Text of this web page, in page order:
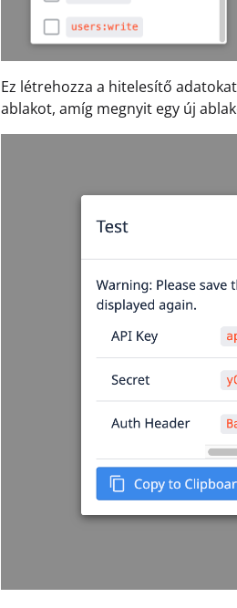
Ez létrehozza a hitelesítő
ablakot, amíg megnyit egy új